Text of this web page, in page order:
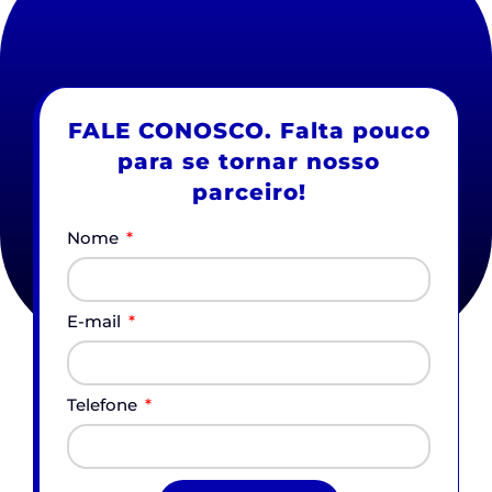
FALE CONOSCO. Falta pouco
para se tornar nosso
parceiro!
Nome
E-mail
Telefone